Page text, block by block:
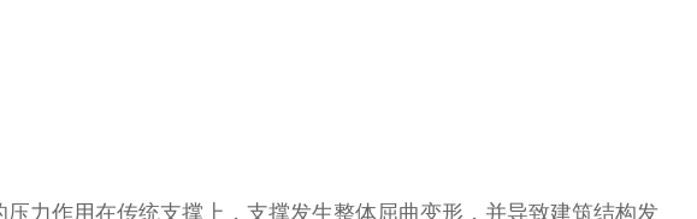
力作用在传统支撑上，支撑发生整体屈曲变形，并导致建筑结构发